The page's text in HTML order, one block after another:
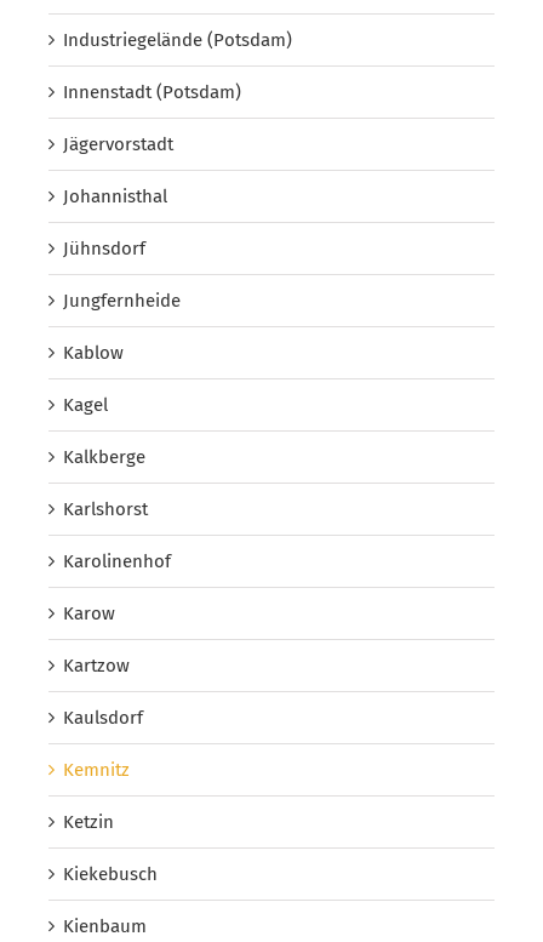
Industriegelände (Potsdam)
Innenstadt (Potsdam)
Jägervorstadt
Johannisthal
Jühnsdorf
Jungfernheide
Kablow
Kagel
Kalkberge
Karlshorst
Karolinenhof
Karow
Kartzow
Kaulsdorf
Kemnitz
Ketzin
Kiekebusch
Kienbaum